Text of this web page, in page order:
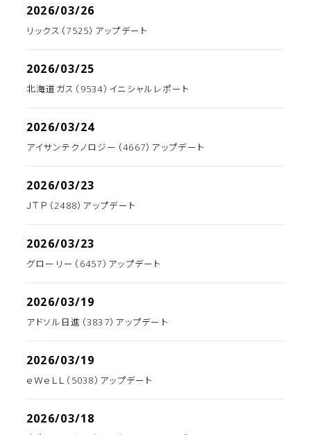
2026/03/26
リックス（7525）アップデート
2026/03/25
北海道ガス（9534）イニシャルレポート
2026/03/24
アイサンテクノロジー（4667）アップデート
2026/03/23
ＪＴＰ（2488）アップデート
2026/03/23
グローリー（6457）アップデート
2026/03/19
アドソル日進（3837）アップデート
2026/03/19
ｅＷｅＬＬ（5038）アップデート
2026/03/18